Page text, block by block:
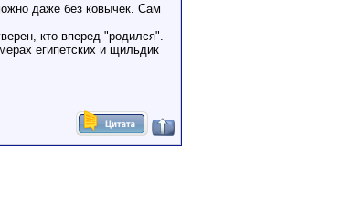
даже без ковычек. Сам
кто вперед "родился".
египетских и щильдик